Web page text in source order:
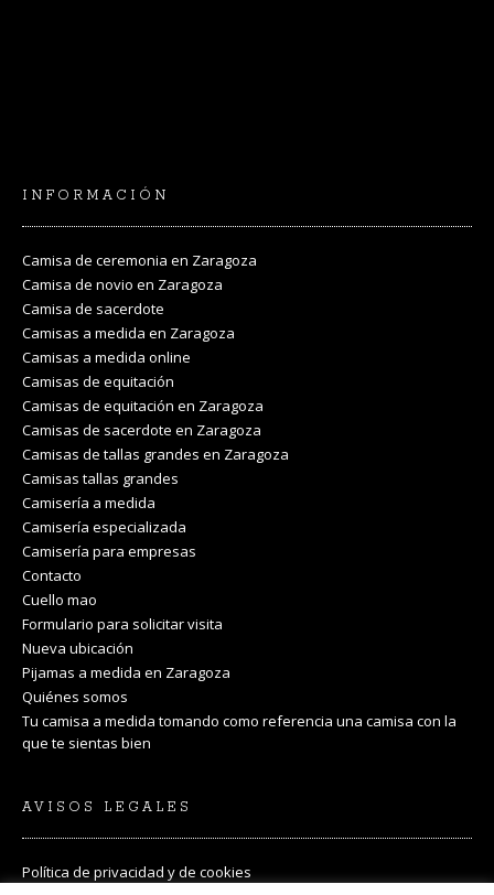
INFORMACIÓN
Camisa de ceremonia en Zaragoza
Camisa de novio en Zaragoza
Camisa de sacerdote
Camisas a medida en Zaragoza
Camisas a medida online
Camisas de equitación
Camisas de equitación en Zaragoza
Camisas de sacerdote en Zaragoza
Camisas de tallas grandes en Zaragoza
Camisas tallas grandes
Camisería a medida
Camisería especializada
Camisería para empresas
Contacto
Cuello mao
Formulario para solicitar visita
Nueva ubicación
Pijamas a medida en Zaragoza
Quiénes somos
Tu camisa a medida tomando como referencia una camisa con la
que te sientas bien
AVISOS LEGALES
Política de privacidad y de cookies